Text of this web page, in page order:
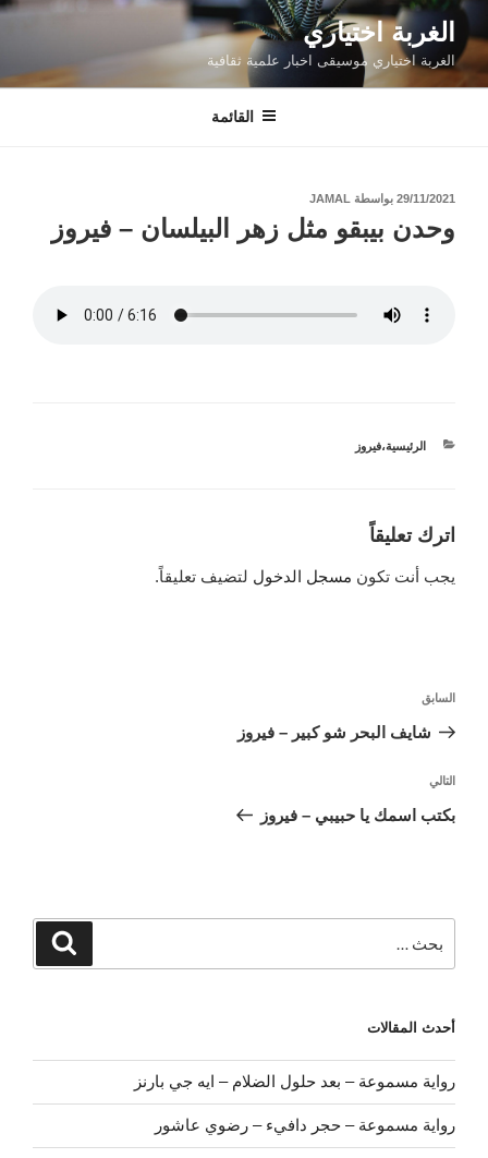
التجاوز
إلى
المحتوى
الغربة اختياري
الغربة اختياري موسيقى اخبار علمية ثقافية
القائمة
نُشر
29/11/2021 بواسطة JAMAL
وحدن بيبقو مثل زهر البيلسان – فيروز
التصنيفات
الرئيسية،فيروز
اترك تعليقاً
يجب أنت تكون مسجل الدخول لتضيف تعليقاً.
تصفّح
المقالة
السابقة
السابق
شايف البحر شو كبير – فيروز
المقالة
التالية
التالي
بكتب اسمك يا حبيبي – فيروز
عن:
أحدث المقالات
رواية مسموعة – بعد حلول الضلام – ايه جي بارنز
رواية مسموعة – حجر دافيء – رضوي عاشور